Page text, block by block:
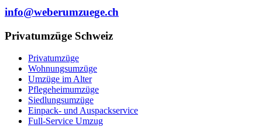
info@weberumzuege.ch
Privatumzüge Schweiz
Privatumzüge
Wohnungsumzüge
Umzüge im Alter
Pflegeheimumzüge
Siedlungsumzüge
Einpack- und Auspackservice
Full-Service Umzug